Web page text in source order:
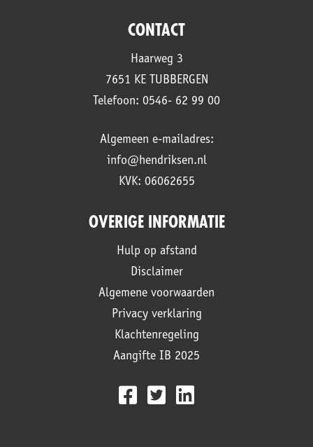
CONTACT
Haarweg 3
7651 KE TUBBERGEN
Telefoon: 0546- 62 99 00
Algemeen e-mailadres:
info@hendriksen.nl
KVK: 06062655
OVERIGE INFORMATIE
Hulp op afstand
Disclaimer
Algemene voorwaarden
Privacy verklaring
Klachtenregeling
Aangifte IB 2025